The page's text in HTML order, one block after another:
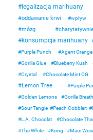
legalizacja marihuany
oddawanie krwi
wpływ
mózg
konsumpcja marihuany
Purple Punch
Agent Orange
Gorilla Glue Blueberry Kush
Crystal Chocolate Mint OG
Lemon Tree Purple
Golden Lemons
Gorilla Breath
Sour Tangie
Peach Cobbler:
L.A. Chocolat
Chocolate Thai
The White Kong Maui